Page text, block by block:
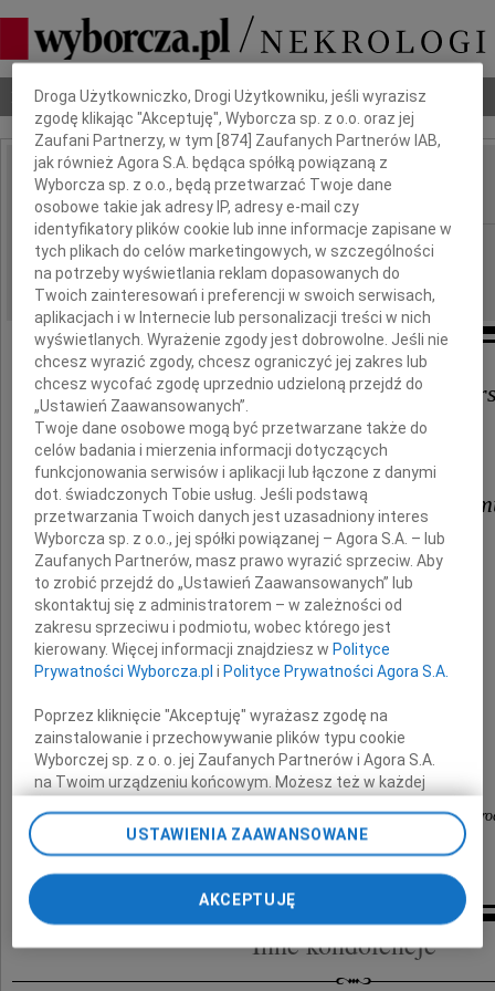
Nekrologi Odeszli Poradnik pogrzebowy
IMIĘ I NAZWISKO: Krystyna Liberska
REGION: Łódź
DATA EMISJI: 13.08.2010
Pani prof. Marii Respondek-
oraz
Panu prof. Pawłowi
wyrazy współczucia
z powodu śmierci Teściowej-Matki
Krystyny Liberskiej
składają
pracownicy Zakładu Diagnostyki i Profilaktyki Wad
Instytutu Centrum Zdrowia Matki Polki
Inne kondolencje
Dbamy o Twoją prywatność
Droga Użytkowniczko, Drogi Użytkowniku, jeśli wyrazisz
zgodę klikając "Akceptuję", Wyborcza sp. z o.o. oraz jej
Zaufani Partnerzy, w tym [874] Zaufanych Partnerów IAB,
jak również Agora S.A. będąca spółką powiązaną z
Wyborcza sp. z o.o., będą przetwarzać Twoje dane
osobowe takie jak adresy IP, adresy e-mail czy
identyfikatory plików cookie lub inne informacje zapisane w
tych plikach do celów marketingowych, w szczególności
na potrzeby wyświetlania reklam dopasowanych do
Twoich zainteresowań i preferencji w swoich serwisach,
aplikacjach i w Internecie lub personalizacji treści w nich
wyświetlanych. Wyrażenie zgody jest dobrowolne. Jeśli nie
chcesz wyrazić zgody, chcesz ograniczyć jej zakres lub
chcesz wycofać zgodę uprzednio udzieloną przejdź do
„Ustawień Zaawansowanych”.
Twoje dane osobowe mogą być przetwarzane także do
celów badania i mierzenia informacji dotyczących
funkcjonowania serwisów i aplikacji lub łączone z danymi
dot. świadczonych Tobie usług. Jeśli podstawą
przetwarzania Twoich danych jest uzasadniony interes
Wyborcza sp. z o.o., jej spółki powiązanej – Agora S.A. – lub
Zaufanych Partnerów, masz prawo wyrazić sprzeciw. Aby
to zrobić przejdź do „Ustawień Zaawansowanych” lub
skontaktuj się z administratorem – w zależności od
zakresu sprzeciwu i podmiotu, wobec którego jest
kierowany. Więcej informacji znajdziesz wPolityce
Prywatności Wyborcza.pl iPolityce Prywatności Agora S.A.
Poprzez kliknięcie "Akceptuję" wyrażasz zgodę na
zainstalowanie i przechowywanie plików typu cookie
Wyborczej sp. z o. o. jej Zaufanych Partnerów i Agora S.A.
na Twoim urządzeniu końcowym. Możesz też w każdej
ponownie wywołując narzędzie do zarządzania Twoimi
preferencjami dot. przetwarzania danych poprzez
odnośnik „Ustawienia prywatności” w stopce serwisu i
przechodząc do sekcji „Ustawienia zaawansowane”.
Zmiana ustawień plików cookie możliwa jest także za
My, nasi Zaufani Partnerzy i Agora S.A. możemy
USTAWIENIA ZAAWANSOWANE
AKCEPTUJĘ